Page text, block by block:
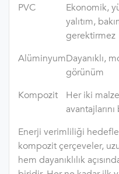
PVC
Ekonomik,
yalıtım,
gerektirmez
AlüminyumDayanıklı,
görünüm
Kompozit
Her iki
Enerji verimliliği
kompozit çerçeveler,
hem dayanıklılık